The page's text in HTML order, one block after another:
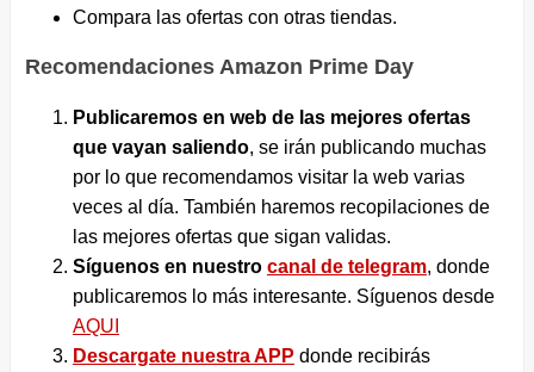
Compara las ofertas con otras tiendas.
Recomendaciones Amazon Prime Day
Publicaremos en web de las mejores ofertas
que vayan saliendo, se irán publicando muchas
por lo que recomendamos visitar la web varias
veces al día. También haremos recopilaciones de
las mejores ofertas que sigan validas.
Síguenos en nuestro canal de telegram, donde
publicaremos lo más interesante. Síguenos desde
AQUI
Descargate nuestra APP donde recibirás